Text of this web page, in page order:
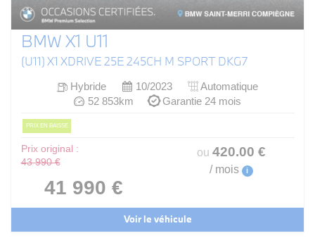
BMW X1 U11
(U11) X1 XDRIVE 25E 245CH M SPORT DKG7
Hybride 10/2023
Automatique
52 853km
Garantie 24 mois
PRIX EN BAISSE
Prix original :
43 990 €
41 990 €
ou 420.00 €
/ mois i
Voir le véhicule